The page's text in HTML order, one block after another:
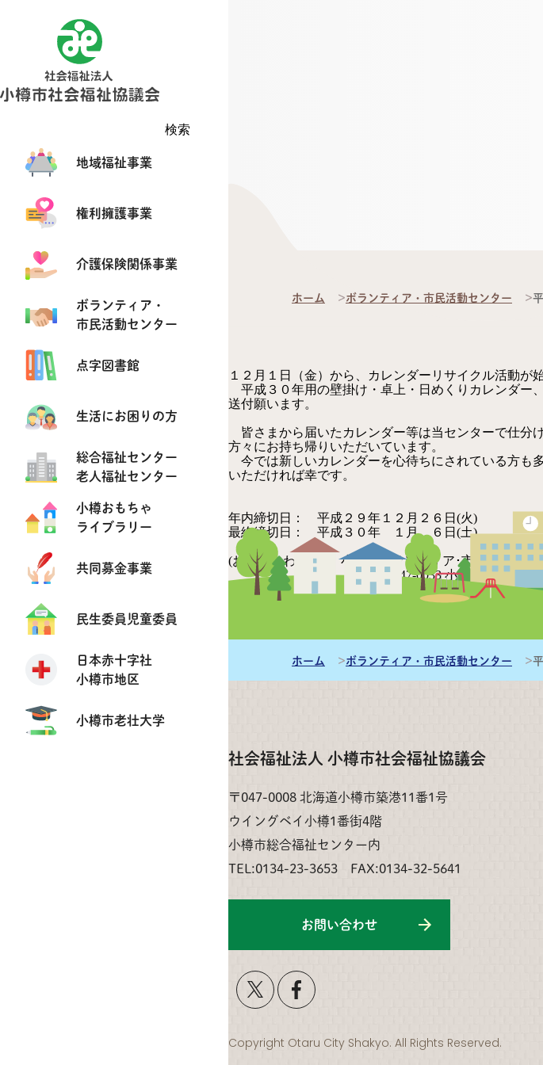
検索
地域福祉事業
権利擁護事業
介護保険関係事業
ボランティア・
市民活動センター
点字図書館
生活にお困りの方
総合福祉センター
老人福祉センター
小樽おもちゃ
ライブラリー
共同募金事業
民生委員児童委員
日本赤十字社
小樽市地区
小樽市老壮大学
ホーム ボランティア・市民活動センター
１２月１日（金）から、カレンダーリサイクル活動が
平成３０年用の壁掛け・卓上・日めくりカレンダー
送付願います。
皆さまから届いたカレンダー等は当センターで仕分
方々にお持ち帰りいただいています。
今では新しいカレンダーを心待ちにされている方も
いただければ幸です。
年内締切日： 平成２９年１２月２６日(火)
最終締切日： 平成３０年 １月 ６日(土)
(お問い合わせ) 小樽市ボランティア･市民活動セン
047-0033 小樽市富岡１－５
小樽市総合福祉セン
ＴＥＬ：0134－３３－５２
ホーム ボランティア・市民活動センター
社会福祉法人 小樽市社会福祉協議会
〒047-0008 北海道小樽市築港11番1号
ウイングベイ小樽1番街4階
小樽市総合福祉センター内
TEL:0134-23-3653 FAX:0134-32-5641
お問い合わせ
Copyright Otaru City Shakyo. All Rights Reserved.